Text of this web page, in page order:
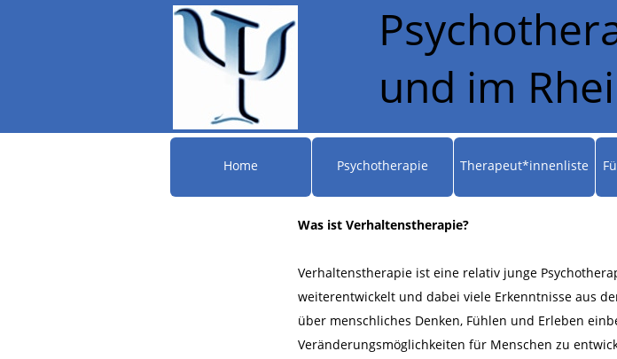
und im
Home Psychotherapie Therapeut*innenliste
Was ist Verhaltenstherapie?
Verhaltenstherapie ist eine relativ junge
weiterentwickelt und dabei viele Erkenntnisse aus
über menschliches Denken, Fühlen und Erleben
Veränderungsmöglichkeiten für Menschen zu